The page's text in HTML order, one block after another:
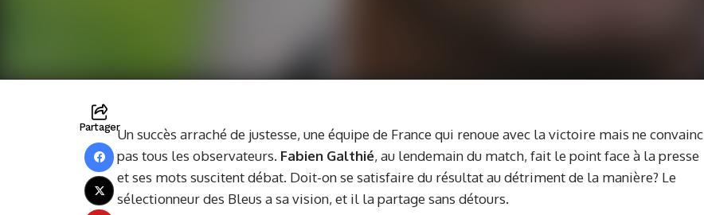
PartagerUn succès arraché de justesse, une équipe de France qui renoue avec la victoire mais ne convainc
pas tous les observateurs. Fabien Galthié, au lendemain du match, fait le point face à la presse
et ses mots suscitent débat. Doit-on se satisfaire du résultat au détriment de la manière? Le
sélectionneur des Bleus a sa vision, et il la partage sans détours.